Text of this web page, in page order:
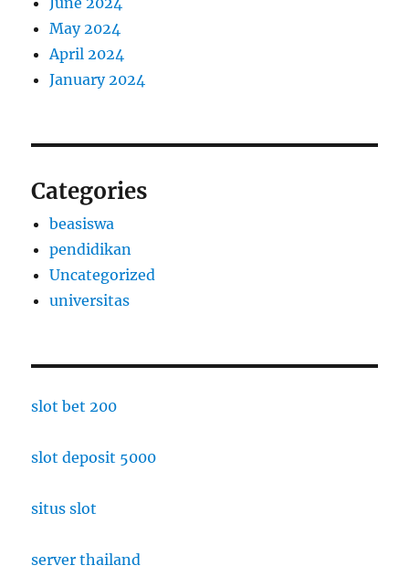
May 2024
April 2024
January 2024
Categories
beasiswa
pendidikan
Uncategorized
universitas
slot bet 200
slot deposit 5000
situs slot
server thailand